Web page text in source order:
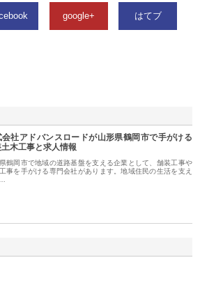
google+ はてブ
会社アドバンスロードが山形県鶴岡市で手がける
木工事と求人情報
鶴岡市で地域の道路基盤を支える企業として、舗装工事や
事を手がける専門会社があります。地域住民の生活を支え